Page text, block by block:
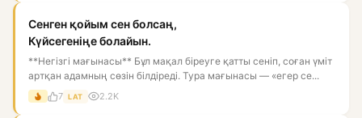
Сенген қойым сен болсаң,
Күйсегеніңе болайын.
**Негізгі мағынасы** Бұл мақал біреуге қатты сеніп, соған үміт
артқан адамның сөзін білдіреді. Тура мағынасы — «егер се...
7 LAT 2.2K